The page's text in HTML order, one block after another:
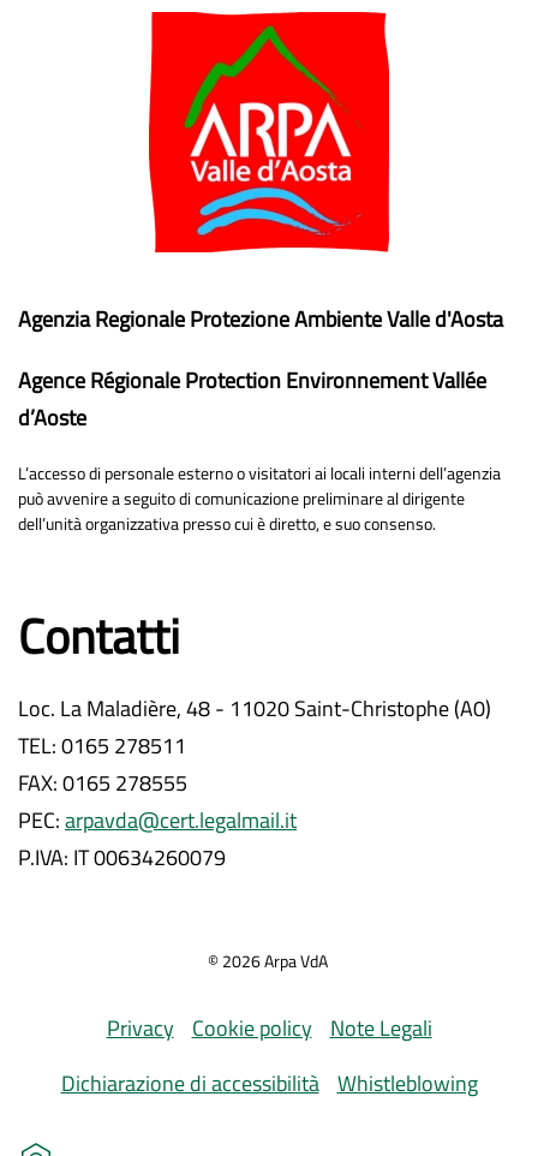
Agenzia Regionale Protezione Ambiente Valle d'Aosta
Agence Régionale Protection Environnement Vallée
d’Aoste
L’accesso di personale esterno o visitatori ai locali interni dell’agenzia
può avvenire a seguito di comunicazione preliminare al dirigente
dell’unità organizzativa presso cui è diretto, e suo consenso.
Contatti
Loc. La Maladière, 48 - 11020 Saint-Christophe (A0)
TEL: 0165 278511
FAX: 0165 278555
PEC:arpavda@cert.legalmail.it
P.IVA: IT 00634260079
©2026Arpa VdA
Privacy Cookie policy
Note Legali
Dichiarazione di accessibilità Whistleblowing